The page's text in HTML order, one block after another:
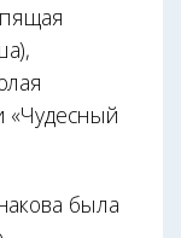
«Чудесный
была